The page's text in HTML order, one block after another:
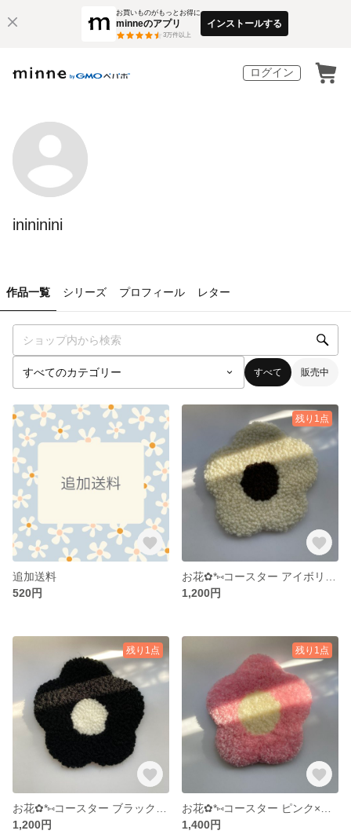
お買いものがもっとお得に
minneのアプリ
3万件以上
インストールする
ログイン
inininini
作品一覧 シリーズ プロフィール レター
すべて 販売中
追加送料
520円
残り1点
1,200円
残り1点
1,200円
残り1点
1,400円